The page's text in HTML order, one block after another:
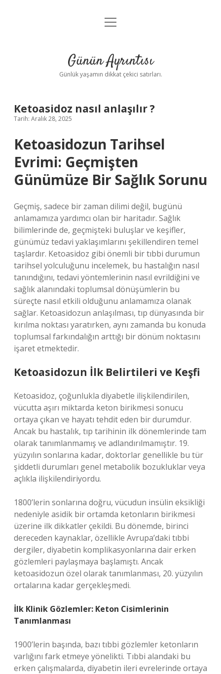
Anasayfa
Yasal Uyarı
menüyü
Günün Ayrıntısı
Günlük yaşamın dikkat çekici satırları.
Ketoasidoz nasıl anlaşılır ?
Tarih: Aralık 28, 2025
Ketoasidozun Tarihsel
Evrimi: Geçmişten
Günümüze Bir Sağlık Sorunu
Geçmiş, sadece bir zaman dilimi değil, bugünü
anlamamıza yardımcı olan bir haritadır. Sağlık
bilimlerinde de, geçmişteki buluşlar ve keşifler,
günümüz tedavi yaklaşımlarını şekillendiren temel
taşlardır. Ketoasidoz gibi önemli bir tıbbi durumun
tarihsel yolculuğunu incelemek, bu hastalığın nasıl
tanındığını, tedavi yöntemlerinin nasıl evrildiğini ve
sağlık alanındaki toplumsal dönüşümlerin bu
süreçte nasıl etkili olduğunu anlamamıza olanak
sağlar. Ketoasidozun anlaşılması, tıp dünyasında bir
kırılma noktası yaratırken, aynı zamanda bu konuda
toplumsal farkındalığın arttığı bir dönüm noktasını
işaret etmektedir.
Ketoasidozun İlk Belirtileri ve Keşfi
Ketoasidoz, çoğunlukla diyabetle ilişkilendirilen,
vücutta aşırı miktarda keton birikmesi sonucu
ortaya çıkan ve hayatı tehdit eden bir durumdur.
Ancak bu hastalık, tıp tarihinin ilk dönemlerinde tam
olarak tanımlanmamış ve adlandırılmamıştır. 19.
yüzyılın sonlarına kadar, doktorlar genellikle bu tür
şiddetli durumları genel metabolik bozukluklar veya
açlıkla ilişkilendiriyordu.
1800’lerin sonlarına doğru, vücudun insülin eksikliği
nedeniyle asidik bir ortamda ketonların birikmesi
üzerine ilk dikkatler çekildi. Bu dönemde, birinci
dereceden kaynaklar, özellikle Avrupa’daki tıbbi
dergiler, diyabetin komplikasyonlarına dair erken
gözlemleri paylaşmaya başlamıştı. Ancak
ketoasidozun özel olarak tanımlanması, 20. yüzyılın
ortalarına kadar gerçekleşmedi.
İlk Klinik Gözlemler: Keton Cisimlerinin
Tanımlanması
1900’lerin başında, bazı tıbbi gözlemler ketonların
varlığını fark etmeye yönelikti. Tıbbi alandaki bu
erken çalışmalarda, diyabetin ileri evrelerinde ortaya